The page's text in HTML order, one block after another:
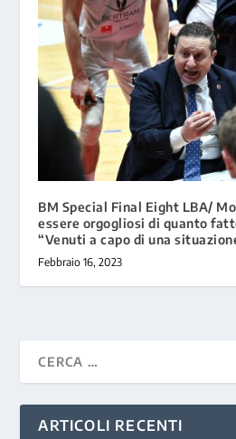
BM Special Final Eight LBA/
essere orgogliosi di quanto
“Venuti a capo di una
Febbraio 16, 2023
ARTICOLI RECENTI